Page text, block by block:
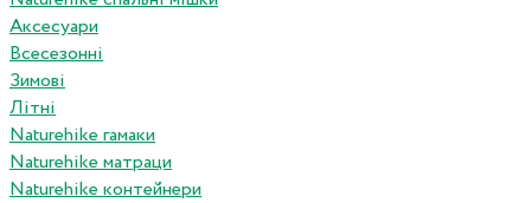
Аксесуари
Всесезонні
Зимові
Літні
Naturehike гамаки
Naturehike матраци
Naturehike контейнери